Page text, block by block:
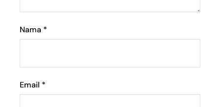
Nama *
Email *